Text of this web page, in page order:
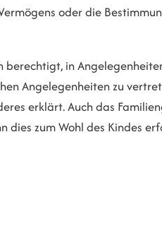
oder die
berechtigt, in
Angelegenheiten zu
erklärt. Auch das
dies zum Wohl des Kindes